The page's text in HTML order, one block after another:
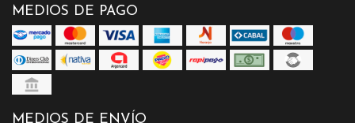
MEDIOS DE PAGO
MEDIOS DE ENVÍO